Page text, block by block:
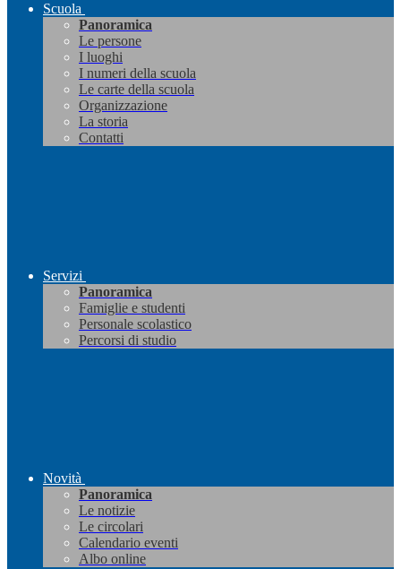
Scuola
Panoramica
Le persone
I luoghi
I numeri della scuola
Le carte della scuola
Organizzazione
La storia
Contatti
Servizi
Panoramica
Famiglie e studenti
Personale scolastico
Percorsi di studio
Novità
Panoramica
Le notizie
Le circolari
Calendario eventi
Albo online